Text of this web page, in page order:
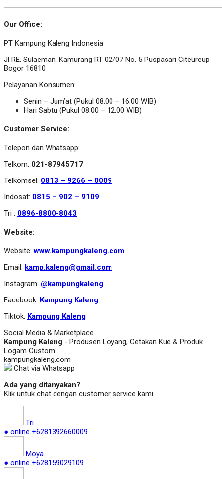
Our Office:
PT Kampung Kaleng Indonesia
Jl RE. Sulaeman. Kamurang RT 02/07 No. 5 Puspasari Citeureup
Bogor 16810
Pelayanan Konsumen:
Senin – Jum’at (Pukul 08.00 – 16.00 WIB)
Hari Sabtu (Pukul 08.00 – 12.00 WIB)
Customer Service:
Telepon dan Whatsapp:
Telkom: 021-87945717
Telkomsel: 0813 – 9266 – 0009
Indosat: 0815 – 902 – 9109
Tri : 0896-8800-8043
Website:
Website:www.kampungkaleng.com
Email: kamp.kaleng@gmail.com
Instagram: @kampungkaleng
Facebook: Kampung Kaleng
Tiktok: Kampung Kaleng
Social Media & Marketplace
Kampung Kaleng - Produsen Loyang, Cetakan Kue & Produk
Logam Custom
kampungkaleng.com
Chat via Whatsapp
Ada yang ditanyakan?
Klik untuk chat dengan customer service kami
Tri
● online +6281392660009
Moya
● online +628159029109